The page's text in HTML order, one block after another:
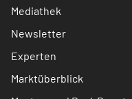
Mediathek
Newsletter
Experten
Marktüberblick